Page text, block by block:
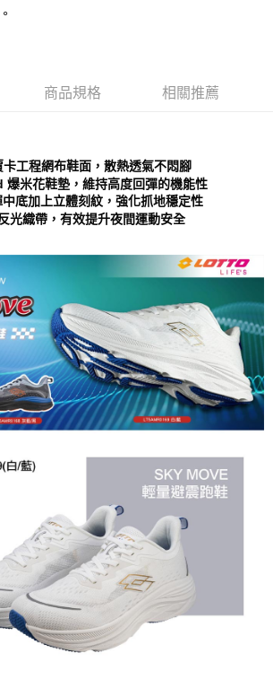
先享後付」後，將跳轉至「AFTEE先享後付」
當下不需立刻繳費，但若您需要取消訂單，請聯絡
support/home
有限公司提供之「AFTEE先享後付」服務完成之交
先徵得法定代理人或監護人之同意方可使用
若未經同意申辦者引起之損失，本公司不負相關責
後付」時，將依據個別帳號之用戶狀況，依本公司即
度；若仍有額度不足之情形，本公司將視審查結果
號或使用他人資訊註冊。若發現惡意使用之情形，
有權停止該用戶之使用額度並採取法律行動。
含以上)免運費
含以上)免運費
商品規格 相關推薦
工程網布鞋面，散熱透氣不悶腳
米花鞋墊，維持高度回彈的機能性
底加上立體刻紋，強化抓地穩定性
光織帶，有效提升夜間運動安全